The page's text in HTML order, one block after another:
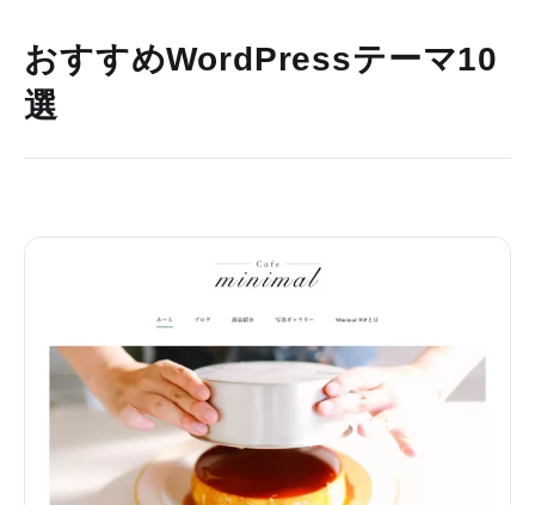
おすすめWordPressテーマ10
選